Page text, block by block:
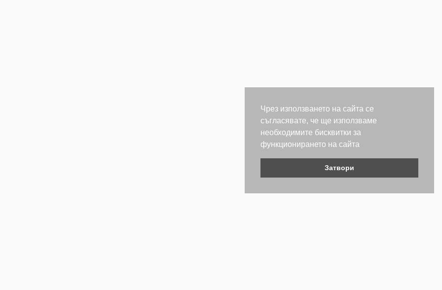
Чрез използването на сайта се
съгласявате, че ще използваме
необходимите бисквитки за
функционирането на сайта
Затвори